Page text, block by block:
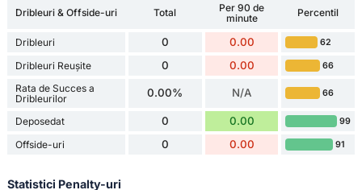
Dribleuri & Offside-uri Total
Per 90 de
minute
Percentil
Dribleuri 0 0.00 62
Dribleuri Reușite 0 0.00 66
Rata de Succes a
Dribleurilor
0.00% N/A 66
Deposedat 0 0.00 99
Offside-uri 0 0.00 91
Statistici Penalty-uri